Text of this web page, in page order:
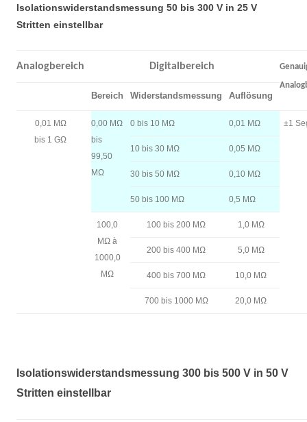
Isolationswiderstandsmessung 50 bis 300 V in 25 V
Stritten einstellbar
Analogbereich Digitalbereich
Bereich Widerstandsmessung Auflösung
0,01 MΩ
bis 1 GΩ
0,00 MΩ
bis
99,50
MΩ
0 bis 10 MΩ 0,01 MΩ ±1
10 bis 30 MΩ 0,05 MΩ
30 bis 50 MΩ 0,10 MΩ
50 bis 100 MΩ 0,5 MΩ
100,0
MΩ à
1000,0
MΩ
100 bis 200 MΩ 1,0 MΩ
200 bis 400 MΩ 5,0 MΩ
400 bis 700 MΩ 10,0 MΩ
700 bis 1000 MΩ 20,0 MΩ
Isolationswiderstandsmessung 300 bis 500 V in 50 V
Stritten einstellbar